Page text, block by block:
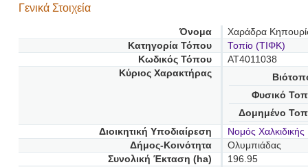
Γενικά Στοιχεία
Όνομα
Χαράδρα
Κατηγορία Τόπου
Τοπίο (ΤΙΦΚ)
Κωδικός Τόπου
AT4011038
Κύριος Χαρακτήρας
Φυσικό
Δομημένο
Διοικητική Υποδιαίρεση
Νομός Χαλκιδικής
Δήμος-Κοινότητα
Ολυμπιάδας
Συνολική Έκταση (ha)
196.95